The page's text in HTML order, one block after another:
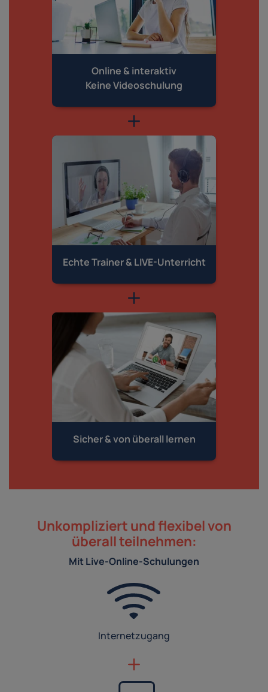
Online & interaktiv
Keine Videoschulung
Echte Trainer & LIVE-Unterricht
Sicher & von überall lernen
Unkompliziert und flexibel von
überall teilnehmen:
Mit Live-Online-Schulungen
Internetzugang